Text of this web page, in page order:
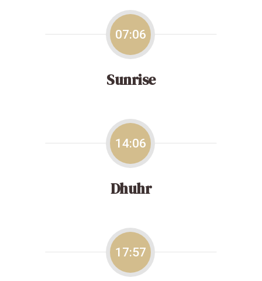
07:06
Sunrise
14:06
Dhuhr
17:57